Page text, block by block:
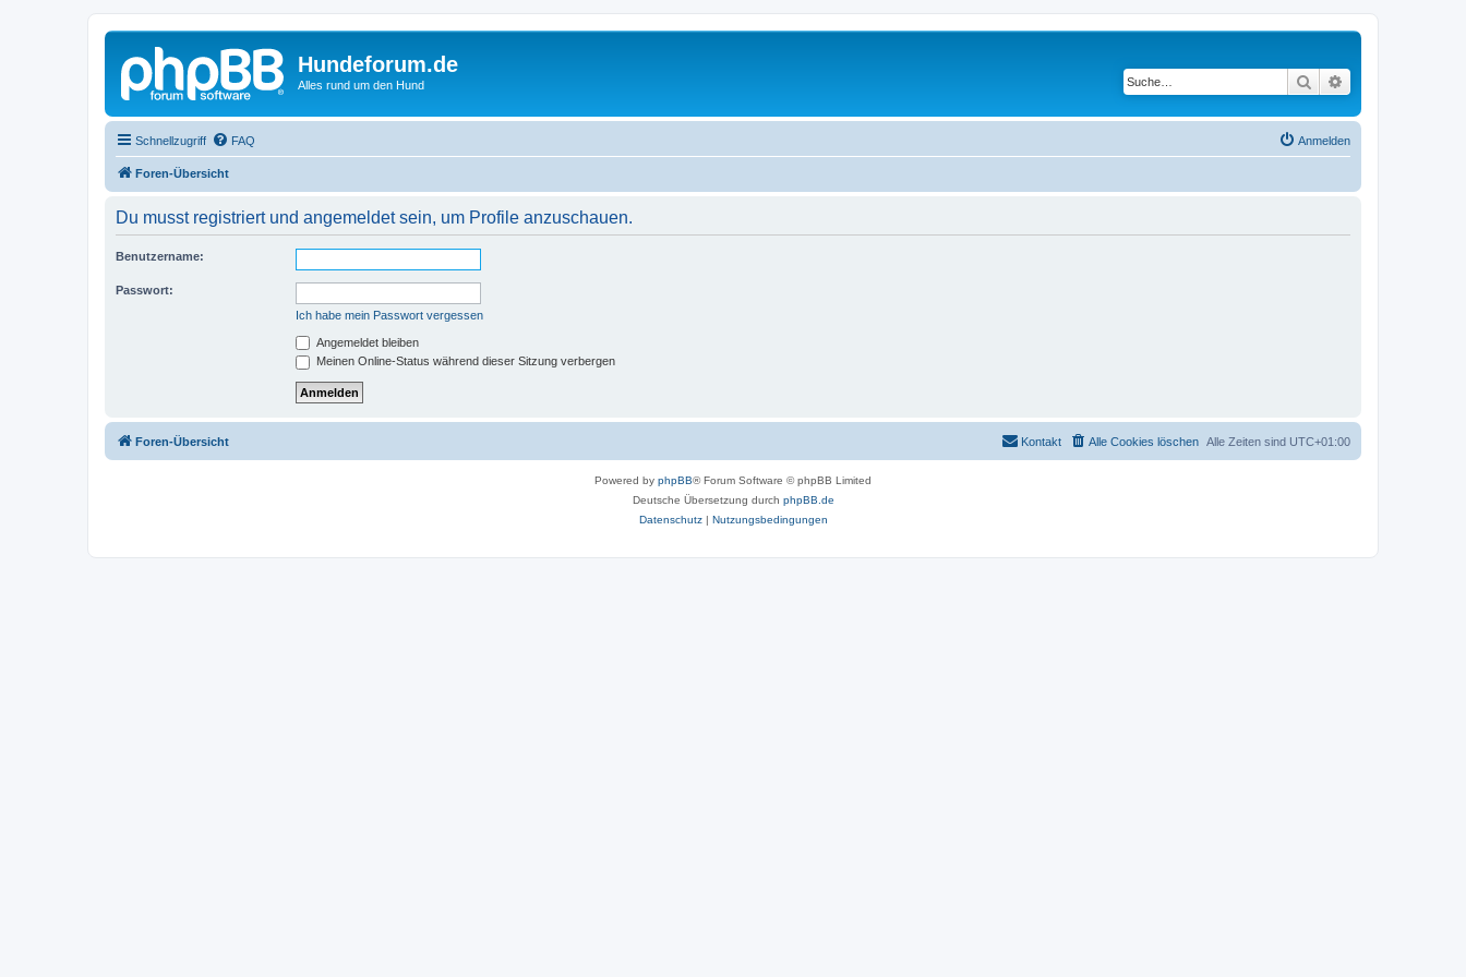
Hundeforum.de
Alles rund um den Hund Suche
Schnellzugriff FAQ Anmelden
Foren-Übersicht
Du musst registriert und angemeldet sein, um Profile anzuschauen.
Benutzername:
Passwort:
Ich habe mein Passwort vergessen
Angemeldet bleiben
Meinen Online-Status während dieser Sitzung verbergen
Foren-Übersicht Alle Zeiten sind UTC+01:00
Alle Cookies löschen
Kontakt
Powered by phpBB® Forum Software © phpBB Limited
Deutsche Übersetzung durch phpBB.de
Datenschutz| Nutzungsbedingungen